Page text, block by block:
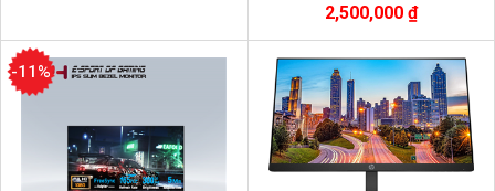
2,500,000 ₫
-11%